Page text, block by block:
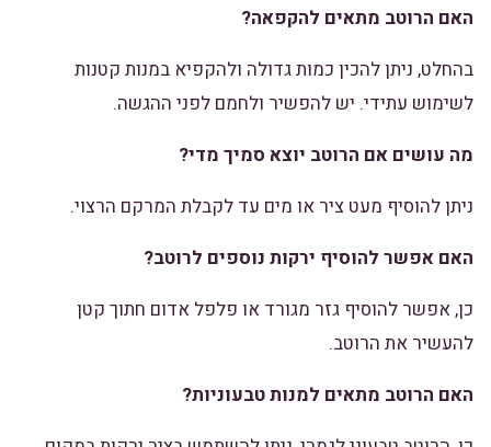
האם הרוטב מתאים להקפאה?
בהחלט, ניתן להכין כמות גדולה ולהקפיא במנות קטנות
לשימוש עתידי. יש להפשיר ולחמם לפני ההגשה.
מה עושים אם הרוטב יוצא סמיך מדי?
ניתן להוסיף מעט ציר או מים עד לקבלת המרקם הרצוי.
האם אפשר להוסיף ירקות נוספים לרוטב?
כן, אפשר להוסיף גזר מגורד או פלפל אדום חתוך קטן
להעשיר את הרוטב.
האם הרוטב מתאים למנות טבעוניות?